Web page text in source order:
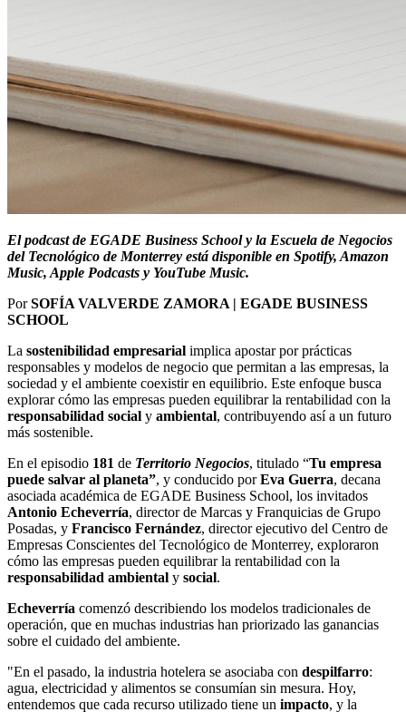
El podcast de EGADE Business School y la Escuela de Negocios
del Tecnológico de Monterrey está disponible en Spotify, Amazon
Music, Apple Podcasts y YouTube Music.
PorSOFÍA VALVERDE ZAMORA | EGADE BUSINESS
SCHOOL
La sostenibilidad empresarial implica apostar por prácticas
responsables y modelos de negocio que permitan a las empresas, la
sociedad y el ambiente coexistir en equilibrio. Este enfoque busca
explorar cómo las empresas pueden equilibrar la rentabilidad con la
responsabilidad social y ambiental, contribuyendo así a un futuro
más sostenible.
En el episodio 181 de Territorio Negocios, titulado “Tu empresa
puede salvar al planeta”, y conducido porEva Guerra, decana
asociada académica de EGADE Business School, los invitados
Antonio Echeverría, director de Marcas y Franquicias de Grupo
Posadas, y Francisco Fernández, director ejecutivo del Centro de
Empresas Conscientes del Tecnológico de Monterrey, exploraron
cómo las empresas pueden equilibrar la rentabilidad con la
responsabilidad ambiental y social.
Echeverría comenzó describiendo los modelos tradicionales de
operación, que en muchas industrias han priorizado las ganancias
sobre el cuidado del ambiente.
"En el pasado, la industria hotelera se asociaba con despilfarro:
agua, electricidad y alimentos se consumían sin mesura. Hoy,
entendemos que cada recurso utilizado tiene un impacto, y la